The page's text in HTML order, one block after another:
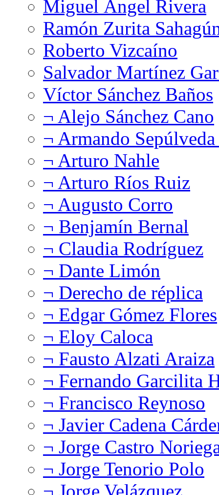
Miguel Ángel Rivera
Ramón Zurita
Roberto Vizcaíno
Salvador Martínez
Víctor Sánchez Baños
¬ Alejo Sánchez Cano
¬ Armando
¬ Arturo Nahle
¬ Arturo Ríos Ruiz
¬ Augusto Corro
¬ Benjamín Bernal
¬ Claudia Rodríguez
¬ Dante Limón
¬ Derecho de réplica
¬ Edgar Gómez Flores
¬ Eloy Caloca
¬ Fausto Alzati Araiza
¬ Fernando Garcilita
¬ Francisco Reynoso
¬ Javier Cadena
¬ Jorge Castro
¬ Jorge Tenorio Polo
¬ Jorge Velázquez